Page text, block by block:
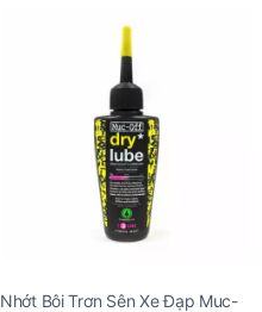
Nhớt Bôi Trơn Sên Xe Đạp Muc-